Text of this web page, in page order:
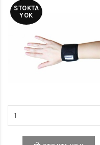
STOKTA
YOK